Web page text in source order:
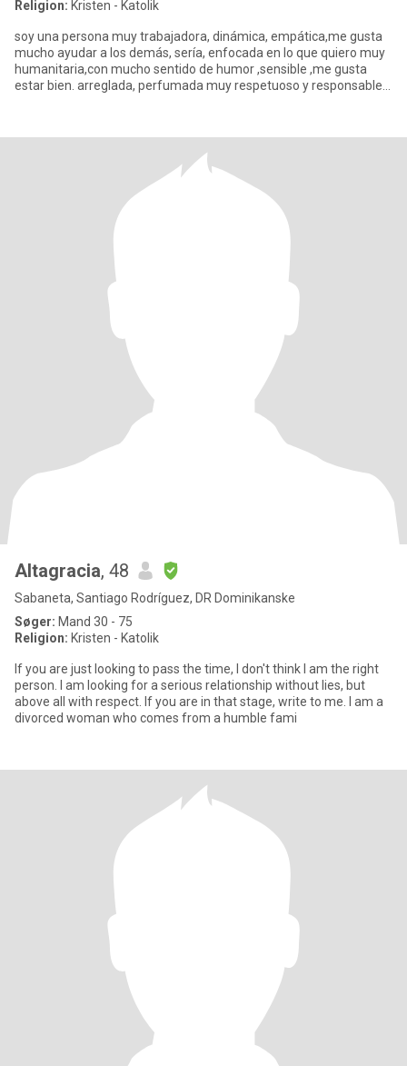
Religion: Kristen - Katolik
soy una persona muy trabajadora, dinámica, empática,me gusta
mucho ayudar a los demás, sería, enfocada en lo que quiero muy
humanitaria,con mucho sentido de humor ,sensible ,me gusta
estar bien. arreglada, perfumada muy respetuoso y responsable,
Altagracia, 48
Sabaneta, Santiago Rodríguez, DR Dominikanske
Søger: Mand 30 - 75
Religion: Kristen - Katolik
If you are just looking to pass the time, I don't think I am the right
person. I am looking for a serious relationship without lies, but
above all with respect. If you are in that stage, write to me. I am a
divorced woman who comes from a humble fami